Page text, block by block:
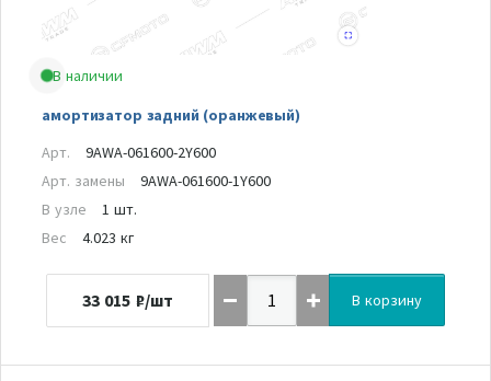
В наличии
амортизатор задний (оранжевый)
Арт.
9AWA-061600-2Y600
Арт. замены
9AWA-061600-1Y600
В узле
1 шт.
Вес
4.023 кг
33 015 ₽/шт В корзину